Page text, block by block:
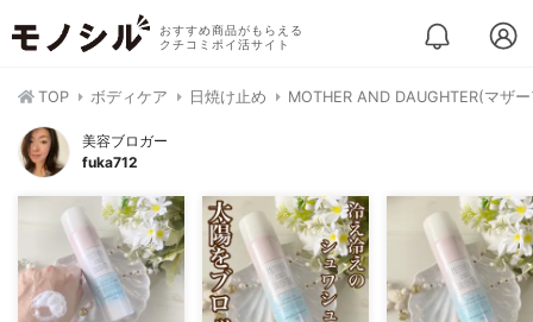
おすすめ商品がもらえる
クチコミポイ活サイト
TOP ボディケア 日焼け止め MOTHER AND DAUGHTER(マザ
美容ブロガー
fuka712